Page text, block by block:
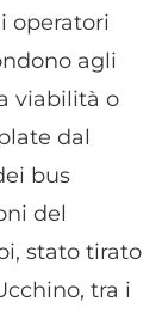
operatori
agli
viabilità o
dal
bus
del
stato tirato
tra i